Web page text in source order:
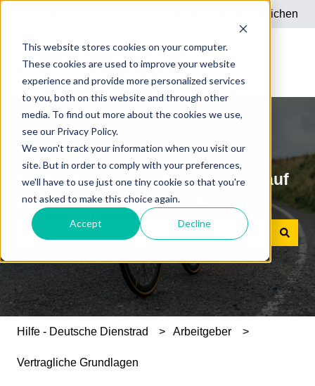
This website stores cookies on your computer.
These cookies are used to improve your website
experience and provide more personalized services
to you, both on this website and through other
media. To find out more about the cookies we use,
see our Privacy Policy.
We won't track your information when you visit our
site. But in order to comply with your preferences,
we'll have to use just one tiny cookie so that you're
not asked to make this choice again.
Accept Decline
Untermenü für Übersetzungen anzeigen
Support-Ticket einreichen
Deutsche Dienstrad: Antworten auf
Ihre Dienstrad-Leasing Fragen
Es gibt keine Vorschläge, da das Suchfeld leer ist.
Hilfe - Deutsche Dienstrad Arbeitgeber
Vertragliche Grundlagen